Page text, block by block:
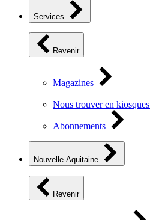
Services
Revenir
Magazines
Nous trouver en kiosques
Abonnements
Nouvelle-Aquitaine
Revenir